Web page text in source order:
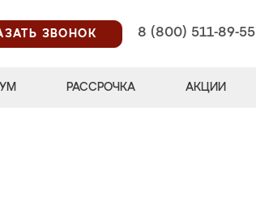
ЗВОНОК
8 (800) 511-89-55
РАССРОЧКА АКЦИИ